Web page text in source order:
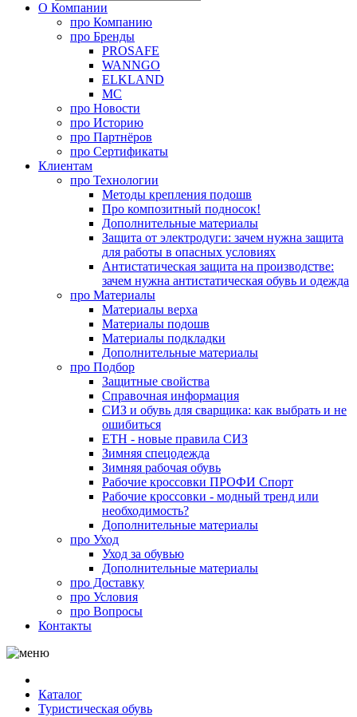
О Компании
про Компанию
про Бренды
PROSAFE
WANNGO
ELKLAND
MC
про Новости
про Историю
про Партнёров
про Сертификаты
Клиентам
про Технологии
Методы крепления подошв
Про композитный подносок!
Дополнительные материалы
Защита от электродуги: зачем нужна защита
для работы в опасных условиях
Антистатическая защита на производстве:
зачем нужна антистатическая обувь и одежда
про Материалы
Материалы верха
Материалы подошв
Материалы подкладки
Дополнительные материалы
про Подбор
Защитные свойства
Справочная информация
СИЗ и обувь для сварщика: как выбрать и не
ошибиться
ЕТН - новые правила СИЗ
Зимняя спецодежда
Зимняя рабочая обувь
Рабочие кроссовки ПРОФИ Спорт
Рабочие кроссовки - модный тренд или
необходимость?
Дополнительные материалы
про Уход
Уход за обувью
Дополнительные материалы
про Доставку
про Условия
про Вопросы
Контакты
Каталог
Туристическая обувь